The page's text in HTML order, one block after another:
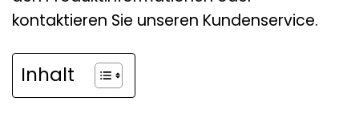
kontaktieren Sie unseren Kundenservice.
Inhalt